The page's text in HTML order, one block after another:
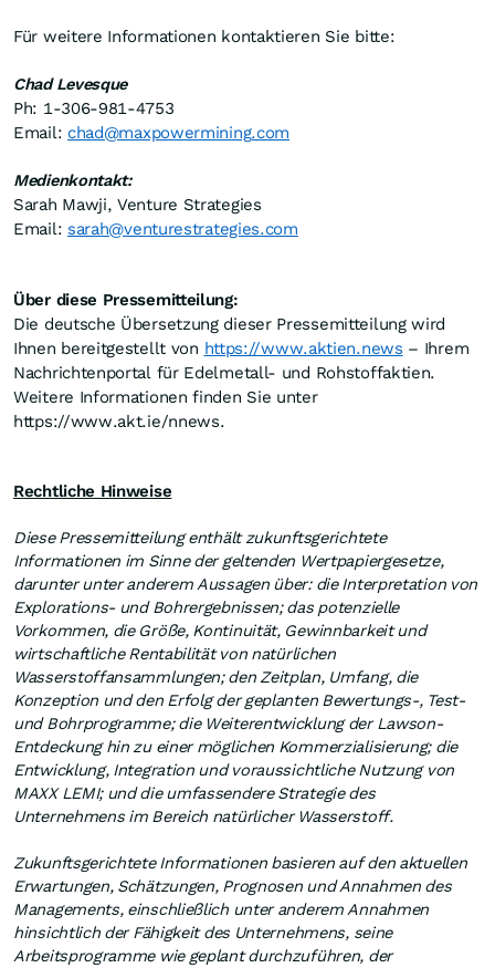
Für weitere Informationen kontaktieren Sie bitte:
Chad Levesque
Ph: 1-306-981-4753
Email: chad@maxpowermining.com
Medienkontakt:
Sarah Mawji, Venture Strategies
Email: sarah@venturestrategies.com
Über diese Pressemitteilung:
Die deutsche Übersetzung dieser Pressemitteilung wird
Ihnen bereitgestellt von https://www.aktien.news – Ihrem
Nachrichtenportal für Edelmetall- und Rohstoffaktien.
Weitere Informationen finden Sie unter
https://www.akt.ie/nnews.
Rechtliche Hinweise
Diese Pressemitteilung enthält zukunftsgerichtete
Informationen im Sinne der geltenden Wertpapiergesetze,
darunter unter anderem Aussagen über: die Interpretation von
Explorations- und Bohrergebnissen; das potenzielle
Vorkommen, die Größe, Kontinuität, Gewinnbarkeit und
wirtschaftliche Rentabilität von natürlichen
Wasserstoffansammlungen; den Zeitplan, Umfang, die
Konzeption und den Erfolg der geplanten Bewertungs-, Test-
und Bohrprogramme; die Weiterentwicklung der Lawson-
Entdeckung hin zu einer möglichen Kommerzialisierung; die
Entwicklung, Integration und voraussichtliche Nutzung von
MAXX LEMI; und die umfassendere Strategie des
Unternehmens im Bereich natürlicher Wasserstoff.
Zukunftsgerichtete Informationen basieren auf den aktuellen
Erwartungen, Schätzungen, Prognosen und Annahmen des
Managements, einschließlich unter anderem Annahmen
hinsichtlich der Fähigkeit des Unternehmens, seine
Arbeitsprogramme wie geplant durchzuführen, der